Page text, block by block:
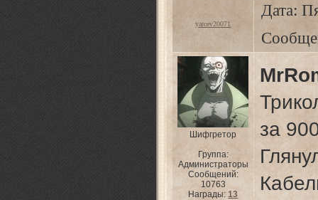
yarcev20071
Дата:
Шифгретор
Группа:
Администраторы
Сообщений:
10763
Награды:13
за